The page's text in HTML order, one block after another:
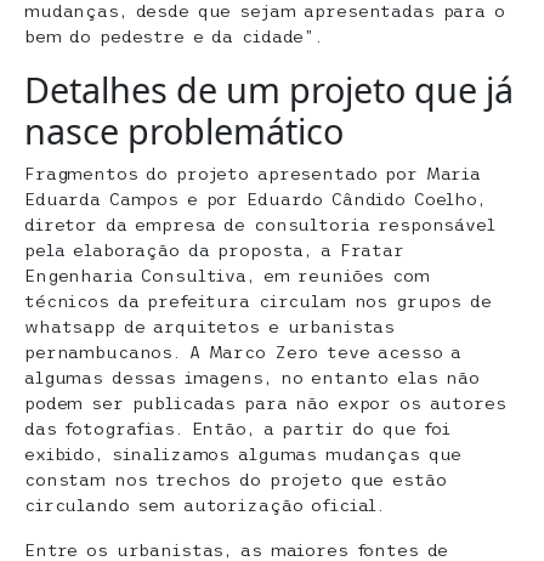
mudanças, desde que sejam apresentadas para o
bem do pedestre e da cidade”.
Detalhes de um projeto que já
nasce problemático
Fragmentos do projeto apresentado por Maria
Eduarda Campos e por Eduardo Cândido Coelho,
diretor da empresa de consultoria responsável
pela elaboração da proposta, a Fratar
Engenharia Consultiva, em reuniões com
técnicos da prefeitura circulam nos grupos de
whatsapp de arquitetos e urbanistas
pernambucanos. A Marco Zero teve acesso a
algumas dessas imagens, no entanto elas não
podem ser publicadas para não expor os autores
das fotografias. Então, a partir do que foi
exibido, sinalizamos algumas mudanças que
constam nos trechos do projeto que estão
circulando sem autorização oficial.
Entre os urbanistas, as maiores fontes de